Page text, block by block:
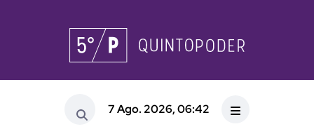
7 Ago. 2026, 06:42